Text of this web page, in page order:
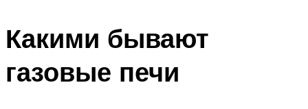
Какими бывают
газовые печи